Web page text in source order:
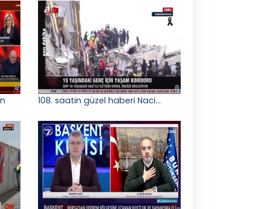
108. saatin güzel haberi Naci…